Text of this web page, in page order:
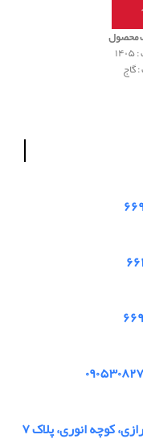
به سبد خرید
محصول
گاج
کوچه انوری، پلاک ۷